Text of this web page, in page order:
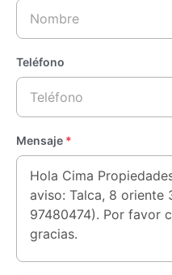
Teléfono
Mensaje *